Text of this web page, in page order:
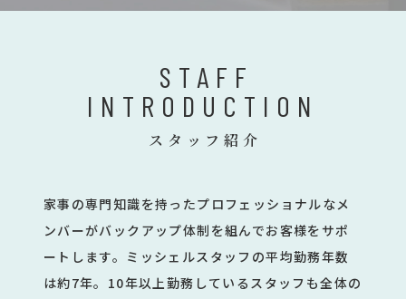
STAFF
INTRODUCTION
スタッフ紹介
家事の専門知識を持ったプロフェッショナルなメ
ンバーがバックアップ体制を組んでお客様をサポ
ートします。ミッシェルスタッフの平均勤務年数
は約7年。10年以上勤務しているスタッフも全体の